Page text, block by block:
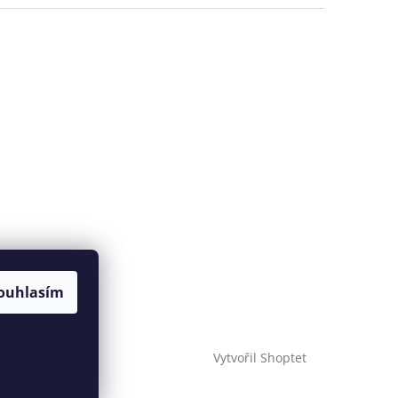
Vytvořil Shoptet